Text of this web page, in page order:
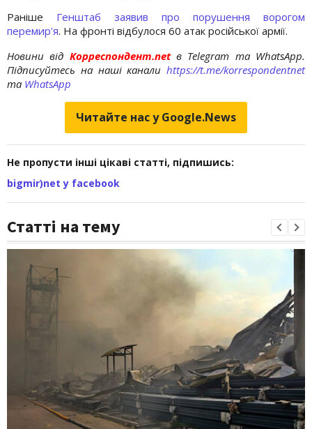
Раніше Генштаб заявив про порушення ворогом
перемир'я. На фронті відбулося 60 атак російської армії.
Новини від Корреспондент.netв Telegram та WhatsApp.
Підписуйтесь на наші канали https://t.me/korrespondentnet
та WhatsApp
Читайте нас у Google.News
Не пропусти інші цікаві статті, підпишись:
bigmir)net у facebook
Статті на тему